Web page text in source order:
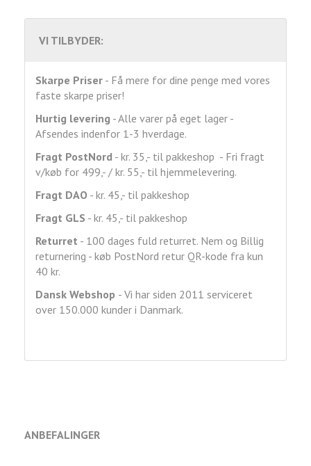
VI TILBYDER:
Skarpe Priser - Få mere for dine penge med vores
faste skarpe priser!
Hurtig levering - Alle varer på eget lager -
Afsendes indenfor 1-3 hverdage.
Fragt PostNord - kr. 35,- til pakkeshop - Fri fragt
v/køb for 499,- / kr. 55,- til hjemmelevering.
Fragt DAO - kr. 45,- til pakkeshop
Fragt GLS - kr. 45,- til pakkeshop
Returret - 100 dages fuld returret. Nem og Billig
returnering - køb PostNord retur QR-kode fra kun
40 kr.
Dansk Webshop - Vi har siden 2011 serviceret
over 150.000 kunder i Danmark.
ANBEFALINGER